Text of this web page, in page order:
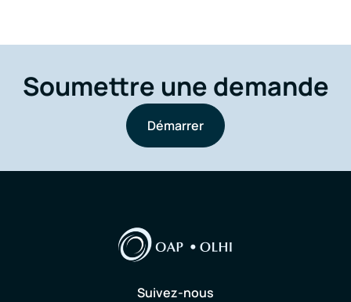
Soumettre une demande
Démarrer
Suivez-nous